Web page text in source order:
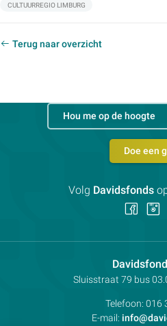
CULTUURREGIO LIMBURG
Terug naar overzicht
Adres:
Sluisstraat 79 bus
Telefoon: 016
E-mail:
Hou me op de hoogte
Doe een
Volg Davidsfonds
Volg